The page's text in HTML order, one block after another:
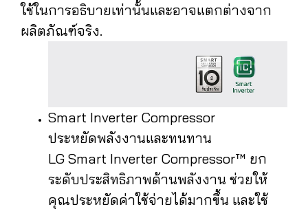
ใช้ในการอธิบายเท่านั้นและอาจแตกต่างจาก
ผลิตภัณฑ์จริง.
Smart Inverter Compressor
ประหยัดพลังงานและทนทาน
LG Smart Inverter Compressor™ ยก
ระดับประสิทธิภาพด้านพลังงาน ช่วยให้
คุณประหยัดค่าใช้จ่ายได้มากขึ้น และใช้